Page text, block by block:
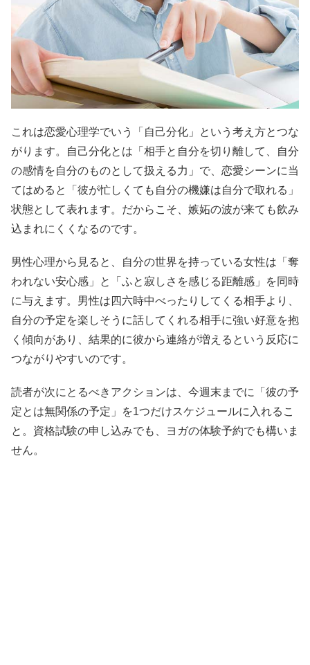
これは恋愛心理学でいう「自己分化」という考え方とつな
がります。自己分化とは「相手と自分を切り離して、自分
の感情を自分のものとして扱える力」で、恋愛シーンに当
てはめると「彼が忙しくても自分の機嫌は自分で取れる」
状態として表れます。だからこそ、嫉妬の波が来ても飲み
込まれにくくなるのです。
男性心理から見ると、自分の世界を持っている女性は「奪
われない安心感」と「ふと寂しさを感じる距離感」を同時
に与えます。男性は四六時中べったりしてくる相手より、
自分の予定を楽しそうに話してくれる相手に強い好意を抱
く傾向があり、結果的に彼から連絡が増えるという反応に
つながりやすいのです。
読者が次にとるべきアクションは、今週末までに「彼の予
定とは無関係の予定」を1つだけスケジュールに入れるこ
と。資格試験の申し込みでも、ヨガの体験予約でも構いま
せん。